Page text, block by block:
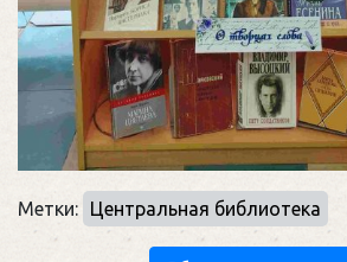
Метки: Центральная библиотека